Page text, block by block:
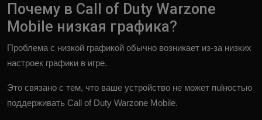
Почему в Call of Duty Warzone
Mobile низкая графика?
Проблема с низкой графикой обычно возникает из-за низких
настроек графики в игре.
Это связано с тем, что ваше устройство не может пulностью
поддерживать Call of Duty Warzone Mobile.